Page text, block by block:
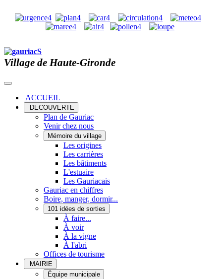
Village de Haute-Gironde
ACCUEIL
DECOUVERTE
Plan de Gauriac
Venir chez nous
Mémoire du village
Les origines
Les carrières
Les bâtiments
L'estuaire
Les Gauriacais
Gauriac en chiffres
Boire, manger, dormir...
101 idées de sorties
À faire...
À voir
À la vigne
À l'abri
Offices de tourisme
MAIRIE
Équipe municipale